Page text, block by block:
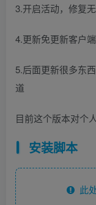
3.开启活动，修复
4.更新免更新客户
5.后面更新很多东
道
目前这个版本对个
安装脚本
此处